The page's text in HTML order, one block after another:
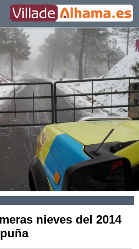
nieves del 2014